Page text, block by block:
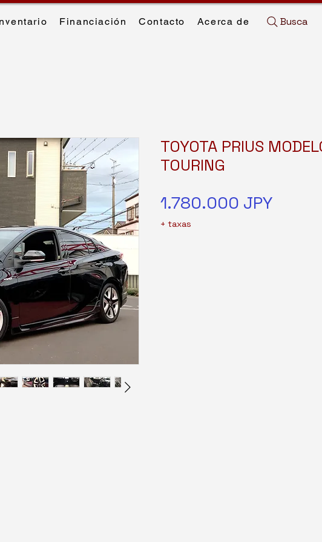
Financiación Contacto Acerca de Busca
TOYOTA PRIUS
TOURING
1.780.000 JPY
+ taxas